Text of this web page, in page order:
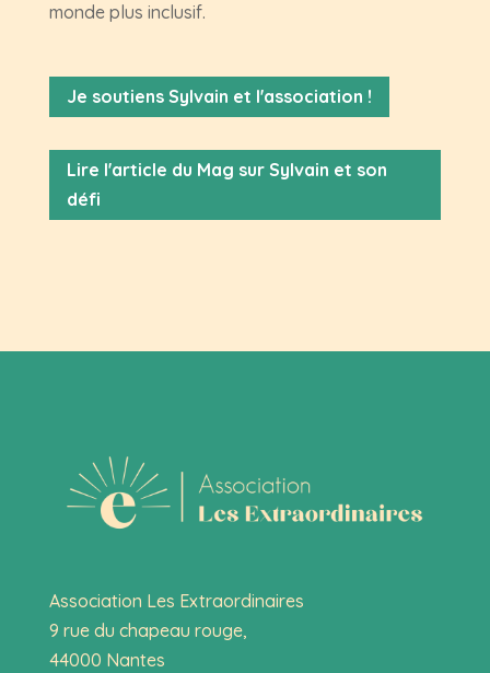
monde plus inclusif.
Je soutiens Sylvain et l'association !
Lire l'article du Mag sur Sylvain et son
défi
Association Les Extraordinaires
9 rue du chapeau rouge,
44000 Nantes